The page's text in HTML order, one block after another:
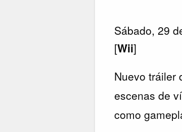
Sábado, 29
[Wii]
Nuevo tráiler
escenas de
como